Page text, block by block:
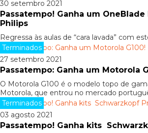
30 setembro 2021
Passatempo! Ganha um OneBlade
Philips
Regressa às aulas de “cara lavada” com
Terminados
27 setembro 2021
Passatempo: Ganha um Motorola
O Motorola G100 é o modelo topo de
Motorola, que entrou no mercado
Terminados
03 agosto 2021
Passatempo! Ganha kits